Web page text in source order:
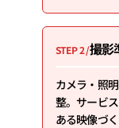
STEP 2 /撮影
カメラ・照
整。サービ
ある映像づ